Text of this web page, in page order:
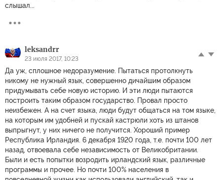
слышал...
leksandrr
23 июля 2017, 10:23
Да уж, сплошное недоразумение. Пытаться протолкнуть
никому не нужный язык, совершенно дичайшим образом
придумывать себе новую историю. И эти люди пытаются
построить таким образом государство. Провал просто
неизбежен. А на счет языка, люди будут общаться на том языке,
на которым им удобней и пускай кастрюли хоть из штанов
выпрыгнут, у них ничего не получится. Хороший пример
Республика Ирландия. 6 декабря 1920 года, т.е. почти 100 лет
назад, отвоевала себе независимость от Великобритании.
Были и есть попытки возродить ирландский язык, различные
программы и прочее. Но почти 100% населения в